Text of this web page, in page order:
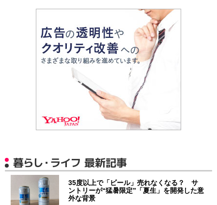
暮らし・ライフ 最新記事
35度以上で「ビール」売れなくなる？ サ
ントリーが“猛暑限定”「夏生」を開発した意
外な背景